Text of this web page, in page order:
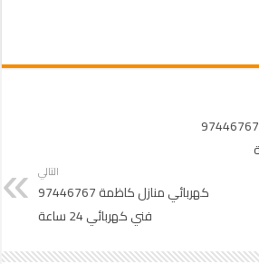
كهربائي منازل القرين 97446767
التالي
كهربائي منازل كاظمة 97446767
فني كهربائي 24 ساعة